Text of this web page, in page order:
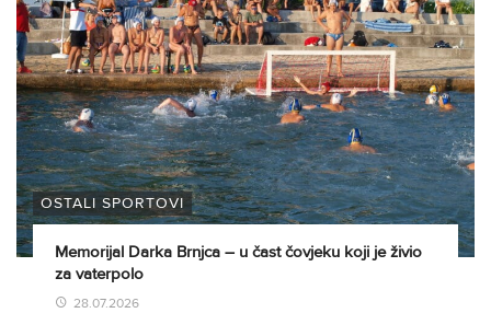
OSTALI SPORTOVI
Memorijal Darka Brnjca – u čast čovjeku koji je živio
za vaterpolo
28.07.2026